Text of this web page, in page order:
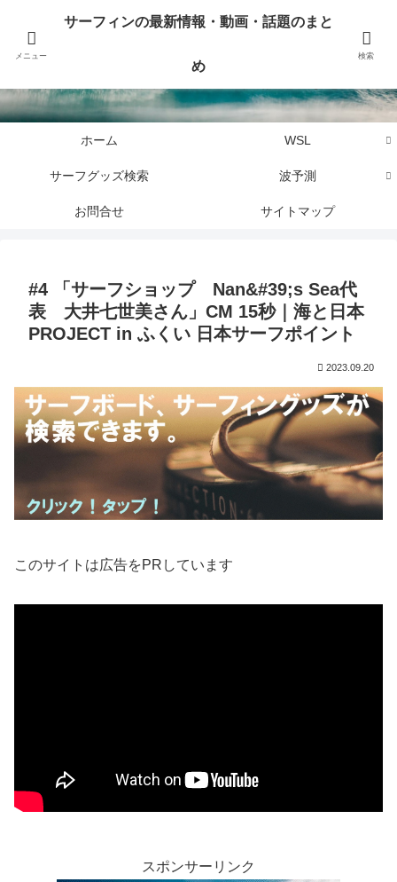
サーフィンに関するニュース・話題や最新情報を写真、画像、動画でまとめて
ホーム WSL
サーフグッズ検索 波予測
お問合せ サイトマップ
#4 「サーフショップ Nan&#39;s Sea代
表 大井七世美さん」CM 15秒｜海と日本
PROJECT in ふくい 日本サーフポイント
2023.09.20
このサイトは広告をPRしています
スポンサーリンク
メニュー
サーフィンの最新情報・動画・話題のまと
め
検索